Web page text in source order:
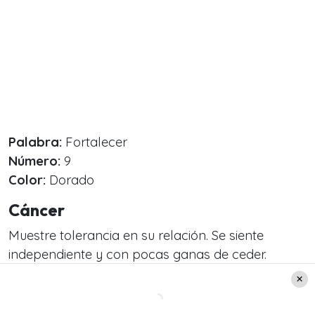
Palabra: Fortalecer
Número: 9
Color: Dorado
Cáncer
Muestre tolerancia en su relación. Se siente
independiente y con pocas ganas de ceder.
Retome proyectos pendientes.